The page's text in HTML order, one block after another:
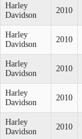
Harley
Davidson
2010
Harley
Davidson
2010
Harley
Davidson
2010
Harley
Davidson
2010
Harley
Davidson
2010